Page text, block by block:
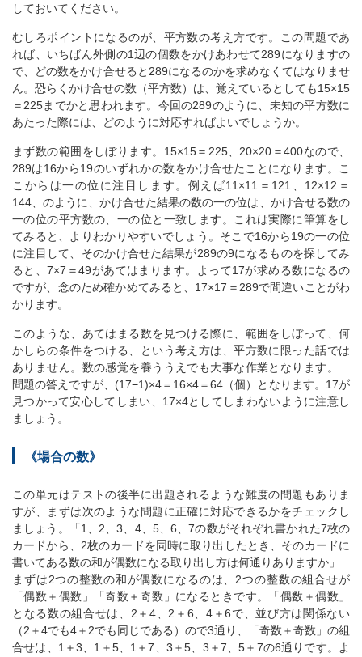
しておいてください。
むしろポイントになるのが、平方数の考え方です。この問題であ
れば、いちばん外側の1辺の個数をかけあわせて289になりますの
で、どの数をかけ合せると289になるのかを求めなくてはなりませ
ん。恐らくかけ合せの数（平方数）は、覚えているとしても15×15
＝225までかと思われます。今回の289のように、未知の平方数に
あたった際には、どのように対応すればよいでしょうか。
まず数の範囲をしぼります。15×15＝225、20×20＝400なので、
289は16から19のいずれかの数をかけ合せたことになります。こ
こからは一の位に注目します。例えば11×11＝121、12×12＝
144、のように、かけ合せた結果の数の一の位は、かけ合せる数の
一の位の平方数の、一の位と一致します。これは実際に筆算をし
てみると、よりわかりやすいでしょう。そこで16から19の一の位
に注目して、そのかけ合せた結果が289の9になるものを探してみ
ると、7×7＝49があてはまります。よって17が求める数になるの
ですが、念のため確かめてみると、17×17＝289で間違いことがわ
かります。
このような、あてはまる数を見つける際に、範囲をしぼって、何
かしらの条件をつける、という考え方は、平方数に限った話では
ありません。数の感覚を養ううえでも大事な作業となります。
問題の答えですが、(17−1)×4＝16×4＝64（個）となります。17が
見つかって安心してしまい、17×4としてしまわないように注意し
ましょう。
《場合の数》
この単元はテストの後半に出題されるような難度の問題もありま
すが、まずは次のような問題に正確に対応できるかをチェックし
ましょう。「1、2、3、4、5、6、7の数がそれぞれ書かれた7枚の
カードから、2枚のカードを同時に取り出したとき、そのカードに
書いてある数の和が偶数になる取り出し方は何通りありますか」
まずは2つの整数の和が偶数になるのは、2つの整数の組合せが
「偶数＋偶数」「奇数＋奇数」になるときです。「偶数＋偶数」
となる数の組合せは、2＋4、2＋6、4＋6で、並び方は関係ない
（2＋4でも4＋2でも同じである）ので3通り、「奇数＋奇数」の組
合せは、1＋3、1＋5、1＋7、3＋5、3＋7、5＋7の6通りです。よ